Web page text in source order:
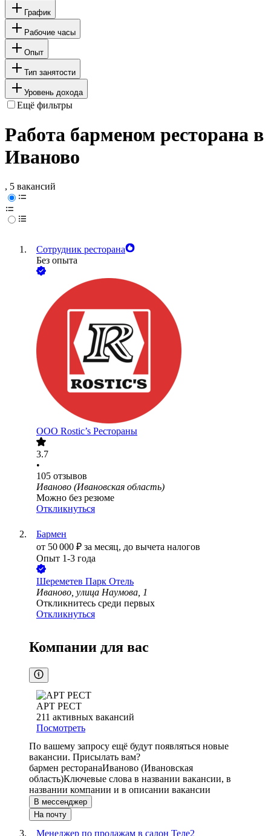
График
Рабочие часы
Опыт
Тип занятости
Уровень дохода
Ещё фильтры
Работа барменом ресторана в
Иваново
, 5 вакансий
Сотрудник ресторана
Без опыта
ООО Rostic’s Рестораны
3.7
•
105 отзывов
Иваново (Ивановская область)
Можно без резюме
Откликнуться
Бармен
от 50 000 ₽ за месяц, до вычета налогов
Опыт 1-3 года
Шереметев Парк Отель
Иваново, улица Наумова, 1
Откликнитесь среди первых
Откликнуться
Компании для вас
АРТ РЕСТ
211 активных вакансий
Посмотреть
По вашему запросу ещё будут появляться новые
вакансии. Присылать вам?
бармен ресторанаИваново (Ивановская
область)Ключевые слова в названии вакансии, в
названии компании и в описании вакансии
В мессенджер
На почту
Менеджер по продажам в салон Теле2